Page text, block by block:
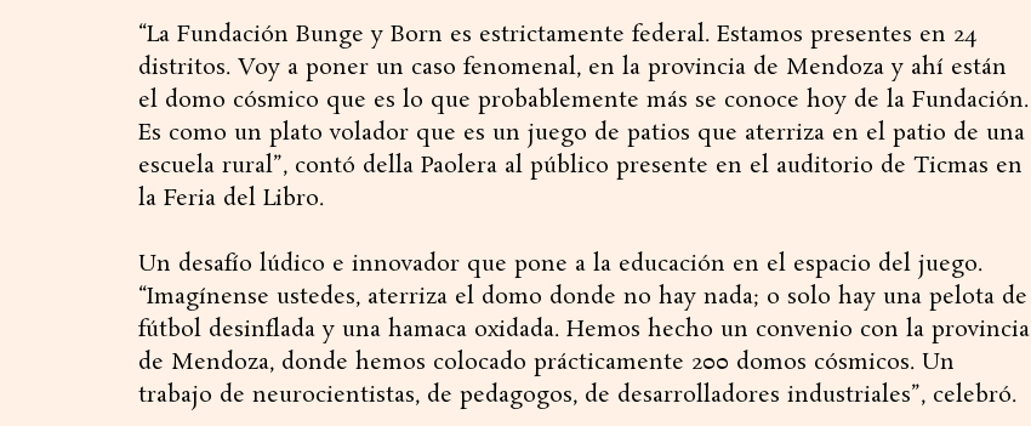
“La Fundación Bunge y Born es estrictamente federal. Estamos presentes en 24
distritos. Voy a poner un caso fenomenal, en la provincia de Mendoza y ahí están
el domo cósmico que es lo que probablemente más se conoce hoy de la Fundación.
Es como un plato volador que es un juego de patios que aterriza en el patio de una
escuela rural”, contó della Paolera al público presente en el auditorio de Ticmas en
la Feria del Libro.
Un desafío lúdico e innovador que pone a la educación en el espacio del juego.
“Imagínense ustedes, aterriza el domo donde no hay nada; o solo hay una pelota de
fútbol desinflada y una hamaca oxidada. Hemos hecho un convenio con la provincia
de Mendoza, donde hemos colocado prácticamente 200 domos cósmicos. Un
trabajo de neurocientistas, de pedagogos, de desarrolladores industriales”, celebró.